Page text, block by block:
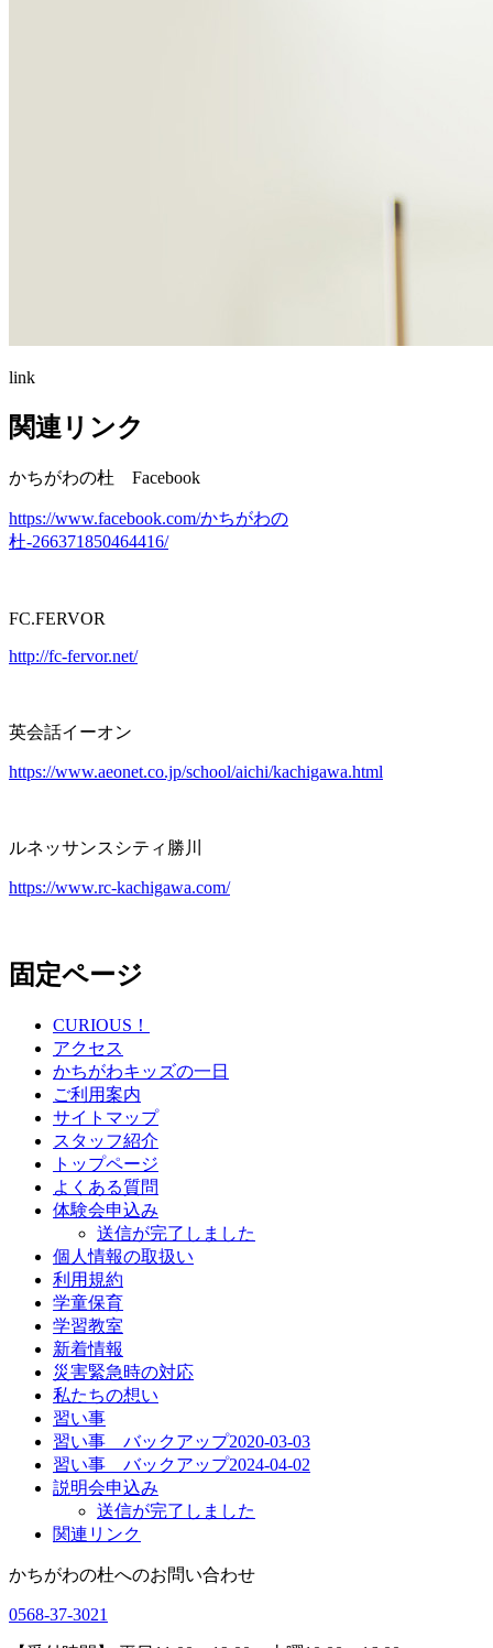
link
関連リンク
かちがわの杜 Facebook
https://www.facebook.com/かちがわの
杜-266371850464416/
FC.FERVOR
http://fc-fervor.net/
英会話イーオン
https://www.aeonet.co.jp/school/aichi/kachigawa.html
ルネッサンスシティ勝川
https://www.rc-kachigawa.com/
固定ページ
CURIOUS！
アクセス
かちがわキッズの一日
ご利用案内
サイトマップ
スタッフ紹介
トップページ
よくある質問
体験会申込み
送信が完了しました
個人情報の取扱い
利用規約
学童保育
学習教室
新着情報
災害緊急時の対応
私たちの想い
習い事
習い事 バックアップ2020-03-03
習い事 バックアップ2024-04-02
説明会申込み
送信が完了しました
関連リンク
かちがわの杜へのお問い合わせ
0568-37-3021